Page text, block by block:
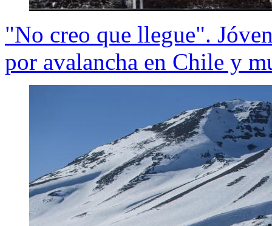
"No creo que llegue".
por avalancha en Chile y